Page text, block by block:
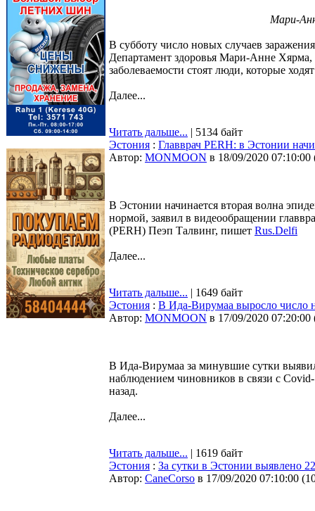
Мари-
В субботу число новых случаев
Департамент здоровья Мари-Анне Хярма,
заболеваемости стоят люди, которые
Далее...
Читать дальше... | 5134 байт
Эстония : Главврач PERH: в Эстонии
Автор: MONMOON в 18/09/2020 07:10:00
В Эстонии начинается вторая волна
нормой, заявил в видеообращении
(PERH) Пеэп Талвинг, пишет Rus.Delfi
Далее...
Читать дальше... | 1649 байт
Эстония : В Ида-Вирумаа выросло число
Автор: MONMOON в 17/09/2020 07:20:00
В Ида-Вирумаа за минувшие сутки
наблюдением чиновников в связи с
назад.
Далее...
Читать дальше... | 1619 байт
Эстония : За сутки в Эстонии выявлено
Автор: CaneCorso в 17/09/2020 07:10:00 (